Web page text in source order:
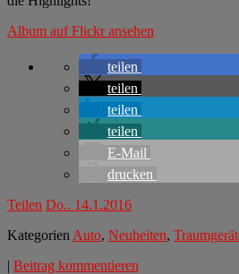
Album auf Flickr ansehen
teilen
teilen
teilen
teilen
E-Mail
drucken
Teilen Do.. 14.1.2016
Kategorien Auto, Neuheiten,
| Beitrag kommentieren